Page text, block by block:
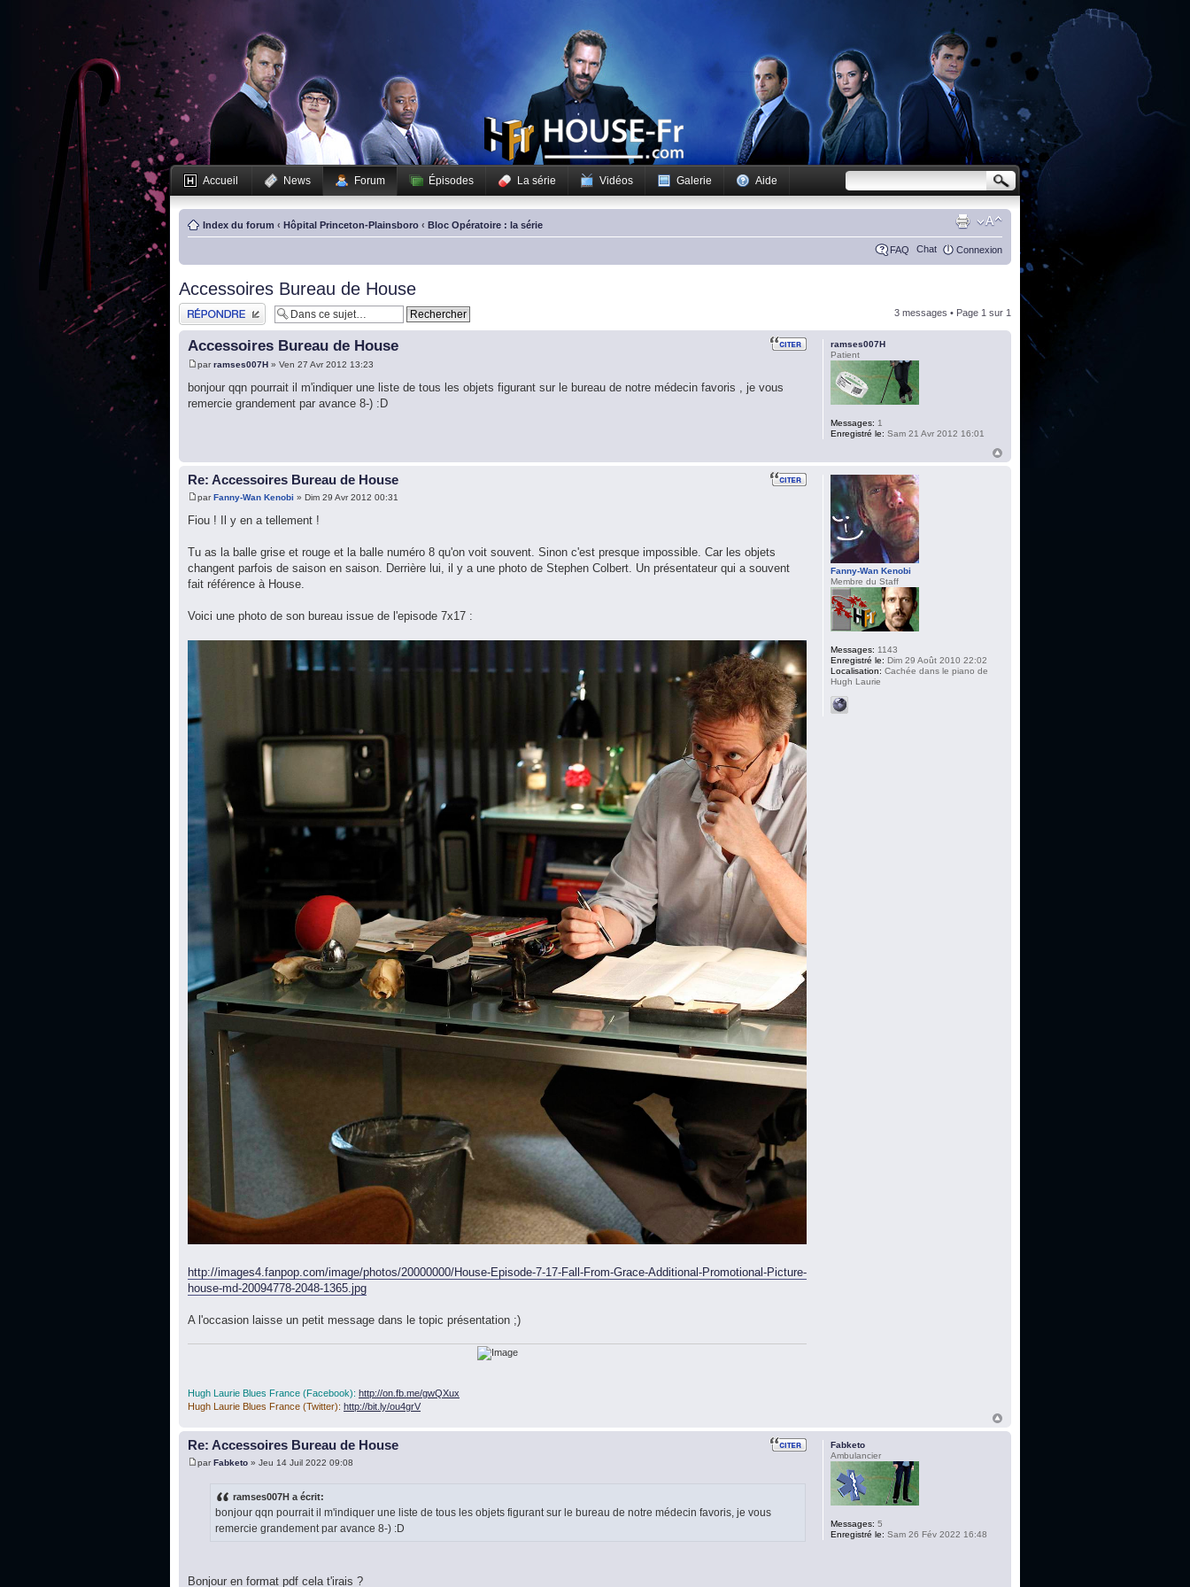
Accueil News Forum Épisodes La série Vidéos Galerie Aide
Index du forum ‹ Hôpital Princeton-Plainsboro ‹ Bloc Opératoire : la série
FAQ Chat Connexion
Accessoires Bureau de House
Publier une réponse 3 messages • Page 1 sur 1
Accessoires Bureau de House
parramses007H » Ven 27 Avr 2012 13:23
bonjour qqn pourrait il m'indiquer une liste de tous les objets figurant sur le bureau de notre médecin favoris , je vous
remercie grandement par avance 8-) :D
ramses007H
Patient
Messages: 1
Enregistré le: Sam 21 Avr 2012 16:01
Re: Accessoires Bureau de House
parFanny-Wan Kenobi » Dim 29 Avr 2012 00:31
Fiou ! Il y en a tellement !
Tu as la balle grise et rouge et la balle numéro 8 qu'on voit souvent. Sinon c'est presque impossible. Car les objets
changent parfois de saison en saison. Derrière lui, il y a une photo de Stephen Colbert. Un présentateur qui a souvent
fait référence à House.
Voici une photo de son bureau issue de l'episode 7x17 :
http://images4.fanpop.com/image/photos/20000000/House-Episode-7-17-Fall-From-Grace-Additional-Promotional-Picture-
house-md-20094778-2048-1365.jpg
A l'occasion laisse un petit message dans le topic présentation ;)
Hugh Laurie Blues France (Facebook): http://on.fb.me/gwQXux
Hugh Laurie Blues France (Twitter): http://bit.ly/ou4grV
Fanny-Wan Kenobi
Membre du Staff
Messages: 1143
Enregistré le: Dim 29 Août 2010 22:02
Localisation: Cachée dans le piano de
Hugh Laurie
Re: Accessoires Bureau de House
parFabketo » Jeu 14 Juil 2022 09:08
ramses007H a écrit:
bonjour qqn pourrait il m'indiquer une liste de tous les objets figurant sur le bureau de notre médecin favoris, je vous
remercie grandement par avance 8-) :D
Bonjour en format pdf cela t'irais ?
Fabketo
Ambulancier
Messages: 5
Enregistré le: Sam 26 Fév 2022 16:48